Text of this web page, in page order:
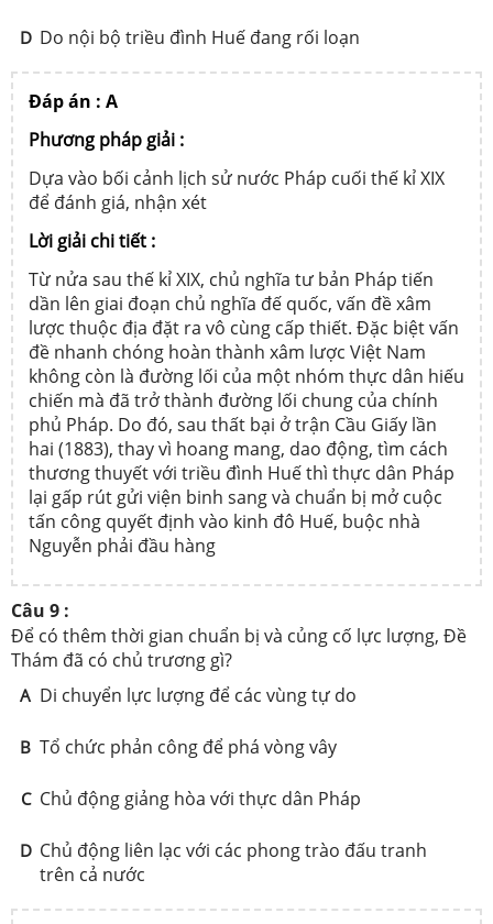
D Do nội bộ triều đình Huế đang rối loạn
Đáp án : A
Phương pháp giải :
Dựa vào bối cảnh lịch sử nước Pháp cuối thế kỉ XIX
để đánh giá, nhận xét
Lời giải chi tiết :
Từ nửa sau thế kỉ XIX, chủ nghĩa tư bản Pháp tiến
dần lên giai đoạn chủ nghĩa đế quốc, vấn đề xâm
lược thuộc địa đặt ra vô cùng cấp thiết. Đặc biệt vấn
đề nhanh chóng hoàn thành xâm lược Việt Nam
không còn là đường lối của một nhóm thực dân hiếu
chiến mà đã trở thành đường lối chung của chính
phủ Pháp. Do đó, sau thất bại ở trận Cầu Giấy lần
hai (1883), thay vì hoang mang, dao động, tìm cách
thương thuyết với triều đình Huế thì thực dân Pháp
lại gấp rút gửi viện binh sang và chuẩn bị mở cuộc
tấn công quyết định vào kinh đô Huế, buộc nhà
Nguyễn phải đầu hàng
Câu 9 :
Để có thêm thời gian chuẩn bị và củng cố lực lượng, Đề
Thám đã có chủ trương gì?
A Di chuyển lực lượng để các vùng tự do
B Tổ chức phản công để phá vòng vây
C Chủ động giảng hòa với thực dân Pháp
D Chủ động liên lạc với các phong trào đấu tranh
trên cả nước